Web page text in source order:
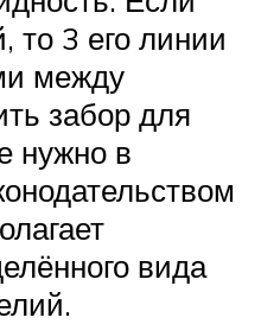
то 3 его линии
между
забор для
нужно в
вида